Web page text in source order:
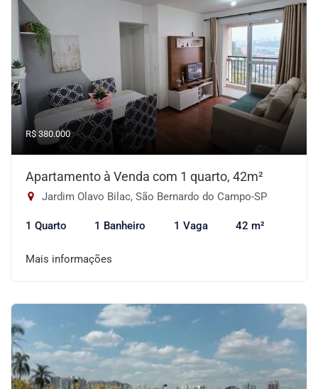
R$ 380.000
Apartamento à Venda com 1 quarto, 42m²
Jardim Olavo Bilac, São Bernardo do Campo-SP
1 Quarto 1 Banheiro 1 Vaga 42 m²
Mais informações